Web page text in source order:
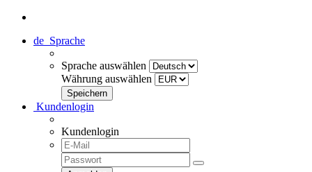
de Sprache
Sprache auswählen
Währung auswählen
Kundenlogin
Kundenlogin